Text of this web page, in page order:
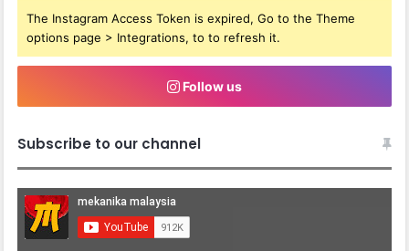
The Instagram Access Token is expired, Go to the Theme
options page > Integrations, to to refresh it.
Follow us
Subscribe to our channel